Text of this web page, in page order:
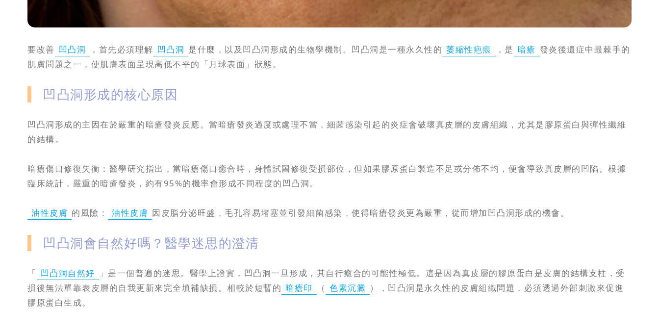
要改善 凹凸洞 ，首先必須理解 凹凸洞 是什麼，以及凹凸洞形成的生物學機制。凹凸洞是一種永久性的 萎縮性疤痕 ，是 暗瘡 發炎後遺症中最棘手的
肌膚問題之一，使肌膚表面呈現高低不平的「月球表面」狀態。
凹凸洞形成的核心原因
凹凸洞形成的主因在於嚴重的暗瘡發炎反應。當暗瘡發炎過度或處理不當，細菌感染引起的炎症會破壞真皮層的皮膚組織，尤其是膠原蛋白與彈性纖維
的結構。
暗瘡傷口修復失衡：醫學研究指出，當暗瘡傷口癒合時，身體試圖修復受損部位，但如果膠原蛋白製造不足或分佈不均，便會導致真皮層的凹陷。根據
臨床統計，嚴重的暗瘡發炎，約有95%的機率會形成不同程度的凹凸洞。
油性皮膚 的風險： 油性皮膚 因皮脂分泌旺盛，毛孔容易堵塞並引發細菌感染，使得暗瘡發炎更為嚴重，從而增加凹凸洞形成的機會。
凹凸洞會自然好嗎？醫學迷思的澄清
「 凹凸洞自然好
」是一個普遍的迷思。醫學上證實，凹凸洞一旦形成，其自行癒合的可能性極低。這是因為真皮層的膠原蛋白是皮膚的結構支柱，受
損後無法單靠表皮層的自我更新來完全填補缺損。相較於短暫的 暗瘡印 （ 色素沉澱 ），凹凸洞是永久性的皮膚組織問題，必須透過外部刺激來促進
膠原蛋白生成。